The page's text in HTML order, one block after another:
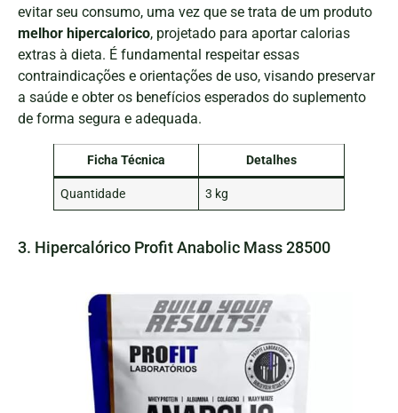
evitar seu consumo, uma vez que se trata de um produto
melhor hipercalorico, projetado para aportar calorias
extras à dieta. É fundamental respeitar essas
contraindicações e orientações de uso, visando preservar
a saúde e obter os benefícios esperados do suplemento
de forma segura e adequada.
Ficha Técnica Detalhes
Quantidade 3 kg
3. Hipercalórico Profit Anabolic Mass 28500